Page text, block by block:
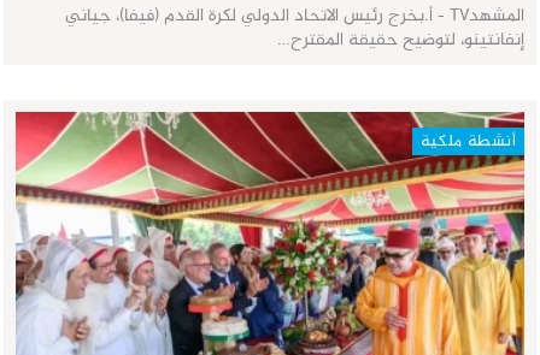
المشهدTV - أ.بخرج رئيس الاتحاد الدولي لكرة القدم (فيفا)، جياني
إنفانتينو، لتوضيح حقيقة المقترح…
أنشطة ملكية